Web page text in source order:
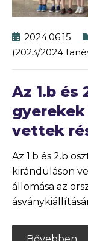
2024.06.15.
(2023/2024
Az 1.b és
vettek
Az 1.b és 2.b
kiránduláson
állomása az